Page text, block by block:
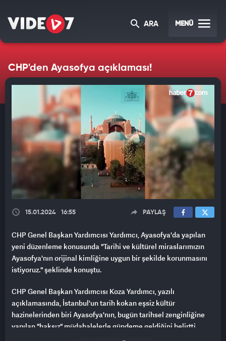
ARA MENÜ
CHP'den Ayasofya açıklaması!
15.01.2024 16:55 PAYLAŞ
CHP Genel Başkan Yardımcısı Yardımcı, Ayasofya'da yapılan
yeni düzenleme konusunda "Tarihi ve kültürel miraslarımızın
Ayasofya'nın orijinal kimliğine uygun bir şekilde korunmasını
istiyoruz." şeklinde konuştu.
CHP Genel Başkan Yardımcısı Koza Yardımcı, yazılı
açıklamasında, İstanbul'un tarih kokan eşsiz kültür
hazinelerinden biri Ayasofya'nın, bugün tarihsel zenginliğine
yapılan "haksız" müdahalelerle gündeme geldiğini belirtti.